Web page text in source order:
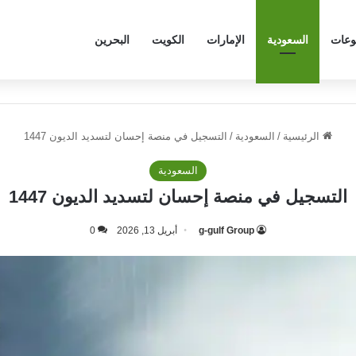
السعودية الإمارات الكويت البحرين
الرئيسية / السعودية / التسجيل في منصة إحسان لتسديد الديون 1447
السعودية
التسجيل في منصة إحسان لتسديد الديون 1447
g-gulf Group أبريل 13, 2026 0